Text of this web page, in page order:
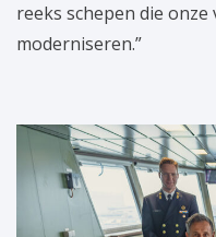
reeks schepen die
moderniseren.”